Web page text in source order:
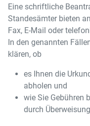
Eine schriftliche
Standesämter bieten
Fax, E-Mail oder
In den genannten
klären, ob
es Ihnen die
abholen und
wie Sie Gebühren
durch